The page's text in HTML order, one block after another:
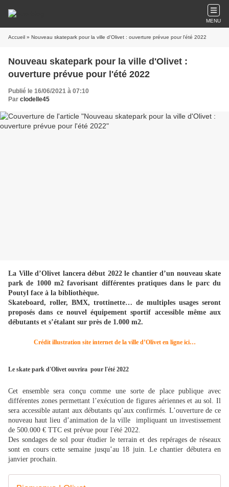
MENU
Accueil » Nouveau skatepark pour la ville d'Olivet : ouverture prévue pour l'été 2022
Nouveau skatepark pour la ville d'Olivet :
ouverture prévue pour l'été 2022
Publié le 16/06/2021 à 07:10
Par clodelle45
La Ville d’Olivet lancera début 2022 le chantier d’un nouveau skate
park de 1000 m2 favorisant différentes pratiques dans le parc du
Poutyl face à la bibliothèque.
Skateboard, roller, BMX, trottinette… de multiples usages seront
proposés dans ce nouvel équipement sportif accessible même aux
débutants et s’étalant sur près de 1.000 m2.
Crédit illustration site internet de la ville d’Olivet en ligne ici…
Le skate park d'Olivet ouvrira pour l'été 2022
Cet ensemble sera conçu comme une sorte de place publique avec
différentes zones permettant l’exécution de figures aériennes et au sol. Il
sera accessible autant aux débutants qu’aux confirmés. L’ouverture de ce
nouveau haut lieu d’animation de la ville impliquant un investissement
de 500.000 € TTC est prévue pour l'été 2022.
Des sondages de sol pour étudier le terrain et des repérages de réseaux
sont en cours cette semaine jusqu’au 18 juin. Le chantier débutera en
janvier prochain.